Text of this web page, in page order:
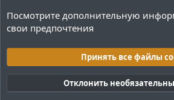
Cookies Тёмная (2020)
Русский (RU)
Обратная связь
Условия и правила
Политика конфиденциальности
Помощь
Посмотрите дополнительную
свои предпочтения
Принять все файлы
Отклонить